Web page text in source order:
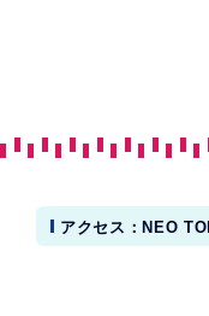
アクセス：NEO